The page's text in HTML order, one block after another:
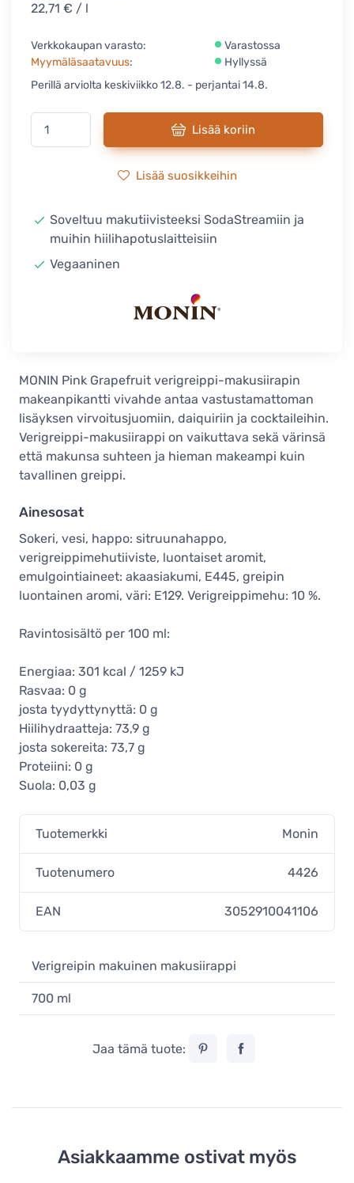
22,71 € / l
Verkkokaupan varasto:
Varastossa
Myymäläsaatavuus:
Hyllyssä
Perillä arviolta keskiviikko 12.8. - perjantai 14.8.
Lisää koriin
Lisää suosikkeihin
Soveltuu makutiivisteeksi SodaStreamiin ja
muihin hiilihapotuslaitteisiin
Vegaaninen
MONIN Pink Grapefruit verigreippi-makusiirapin
makeanpikantti vivahde antaa vastustamattoman
lisäyksen virvoitusjuomiin, daiquiriin ja cocktaileihin.
Verigreippi-makusiirappi on vaikuttava sekä värinsä
että makunsa suhteen ja hieman makeampi kuin
tavallinen greippi.
Ainesosat
Sokeri, vesi, happo: sitruunahappo,
verigreippimehutiiviste, luontaiset aromit,
emulgointiaineet: akaasiakumi, E445, greipin
luontainen aromi, väri: E129. Verigreippimehu: 10 %.
Ravintosisältö per 100 ml:
Energiaa: 301 kcal / 1259 kJ
Rasvaa: 0 g
josta tyydyttynyttä: 0 g
Hiilihydraatteja: 73,9 g
josta sokereita: 73,7 g
Proteiini: 0 g
Suola: 0,03 g
Tuotemerkki Monin
Tuotenumero 4426
EAN 3052910041106
Verigreipin makuinen makusiirappi
700 ml
Jaa tämä tuote:
Asiakkaamme ostivat myös